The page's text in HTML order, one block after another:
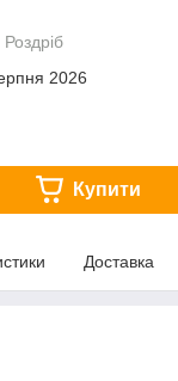
Роздріб
2026
Купити
Доставка